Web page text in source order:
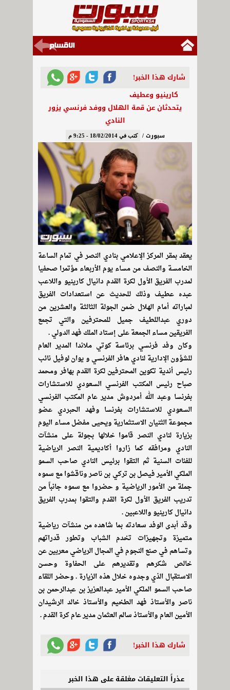
شارك هذا الخبر!
كارينيو وعطيف
يتحدثان عن قمة الهلال ووفد فرنسي يزور
النادي
سبورت / كتب في 18/02/2014 - 9:25 م
يعقد بمقر المركز الإعلامي بنادي النصر في تمام الساعة
الخامسة والنصف من مساء يوم الأربعاء مؤتمرا صحفيا
لمدرب الفريق الأول لكرة القدم دانيال كارينيو واللاعب
عبده عطيف وذلك للحديث عن استعدادات الفريق
لمباراته أمام الهلال ضمن الجولة الثالثة والعشرين من
دوري عبداللطيف جميل للمحترفين والتي تجمع
الفريقين مساء الجمعة على إستاد الملك فهد الدولي .
وكان وفد فرنسي برئاسة كوتي ملاندا المدير العام
للشؤون الإدارية لنادي هافر الفرنسي و يوان لوفيل نائب
رئيس أندية تكوين المحترفين لكرة القدم بهافر ومحمد
صباح رئيس المكتب الفرنسي السعودي للاستشارات
بفرنسا وعبد الله أمردوش مدير عام المكتب الفرنسي
السعودي للاستشارات بفرنسا وفهد الحبردي عضو
مجموعة الثنيان الاستثمارية ويحيى مفضل مساء اليوم
بزيارة لنادي النصر قاموا خلالها بجولة على منشآت
النادي ومرافقه كما زاروا أكاديمية النصر الرياضية
للفئات السنية ثم التقوا برئيس النادي صاحب السمو
الملكي الأمير فيصل بن تركي بن ناصر وناقشوا مع سموه
جملة من الأمور الرياضية و حضروا مع سموه جانباً من
تدريب الفريق الأول لكرة القدم والتقوا بمدرب الفريق
دانيال كارينيو واللاعبين .
وقد أبدى الوفد سعادته بما شاهده من منشآت رياضية
متميزة وتجهيزات تخدم الشباب وتطور قدراتهم
وتساهم في صنع النجوم في المجال الرياضي معربين عن
خالص شكرهم وتقديرهم على الحفاوة وحسن
الاستقبال الذي وجدوه خلال هذه الزيارة . وحضر اللقاء
صاحب السمو الملكي الأمير عبدالعزيز بن عبدالرحمن بن
ناصر والأستاذ فهد الطخيم والأستاذ خالد الرشيدان
الأمين العام والأستاذ سالم العثمان مدير عام كرة القدم .
شارك هذا الخبر!
عذراً التعليقات مغلقة على هذا الخبر